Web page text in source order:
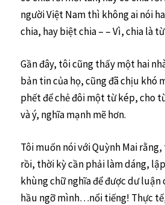
người Việt Nam thì không ai nói
chia, hay biệt chia – – Vì, chia là
Gần đây, tôi cũng thấy một hai
bản tin của họ, cũng đã chịu khó
phết để chẻ đôi một từ kép, cho
và ý, nghĩa mạnh mẽ hơn.
Tôi muốn nói với Quỳnh Mai
rồi, thời kỳ cần phải làm dáng,
khùng chữ nghĩa để được dư luận
hầu ngỡ mình…nổi tiếng! Thực